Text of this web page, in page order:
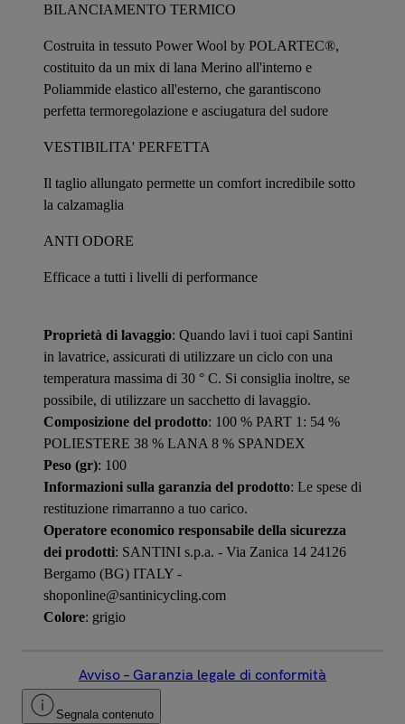
BILANCIAMENTO TERMICO
Costruita in tessuto Power Wool by POLARTEC®,
costituito da un mix di lana Merino all'interno e
Poliammide elastico all'esterno, che garantiscono
perfetta termoregolazione e asciugatura del sudore
VESTIBILITA' PERFETTA
Il taglio allungato permette un comfort incredibile sotto
la calzamaglia
ANTI ODORE
Efficace a tutti i livelli di performance
Proprietà di lavaggio: Quando lavi i tuoi capi Santini
in lavatrice, assicurati di utilizzare un ciclo con una
temperatura massima di 30 ° C. Si consiglia inoltre, se
possibile, di utilizzare un sacchetto di lavaggio.
Composizione del prodotto: 100 % PART 1: 54 %
POLIESTERE 38 % LANA 8 % SPANDEX
Peso (gr): 100
Informazioni sulla garanzia del prodotto: Le spese di
restituzione rimarranno a tuo carico.
Operatore economico responsabile della sicurezza
dei prodotti: SANTINI s.p.a. - Via Zanica 14 24126
Bergamo (BG) ITALY -
shoponline@santinicycling.com
Colore: grigio
Avviso – Garanzia legale di conformità
Segnala contenuto